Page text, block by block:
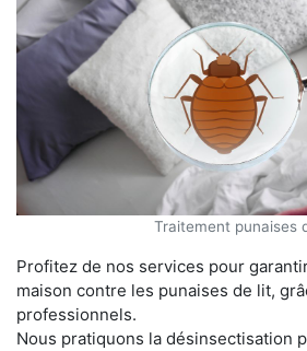
Traitement punaises
Profitez de nos services pour
maison contre les punaises de lit,
professionnels.
Nous pratiquons la désinsectisation